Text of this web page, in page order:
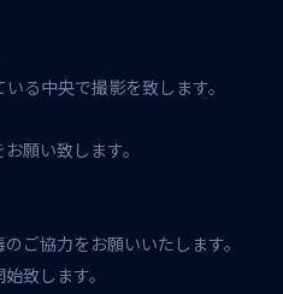
る中央で撮影を致します。
願い致します。
ご協力をお願いいたします。
致します。